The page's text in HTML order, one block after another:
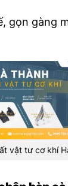
gọn gàng
vật tư cơ khí